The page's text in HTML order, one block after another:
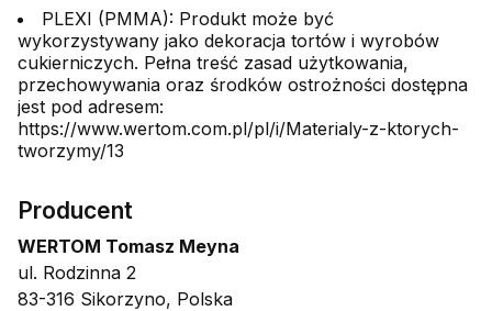
PLEXI (PMMA): Produkt może być
wykorzystywany jako dekoracja tortów i wyrobów
cukierniczych. Pełna treść zasad użytkowania,
przechowywania oraz środków ostrożności dostępna
jest pod adresem:
https://www.wertom.com.pl/pl/i/Materialy-z-ktorych-
tworzymy/13
Producent
WERTOM Tomasz Meyna
ul. Rodzinna 2
83-316 Sikorzyno, Polska